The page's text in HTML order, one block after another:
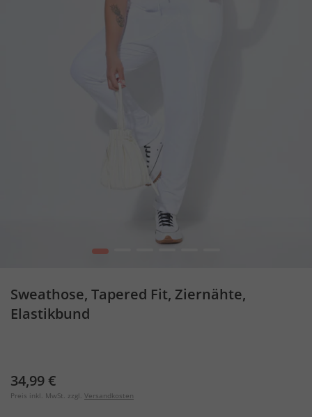
1
Sweathose, Tapered Fit, Ziernähte,
Elastikbund
34,99 €
Preis inkl. MwSt. zzgl. Versandkosten